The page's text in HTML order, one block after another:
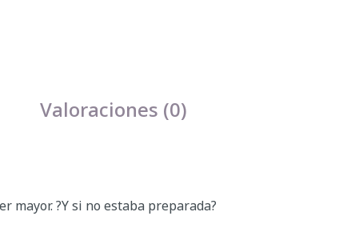
Valoraciones (0)
mayor. ?Y si no estaba preparada?